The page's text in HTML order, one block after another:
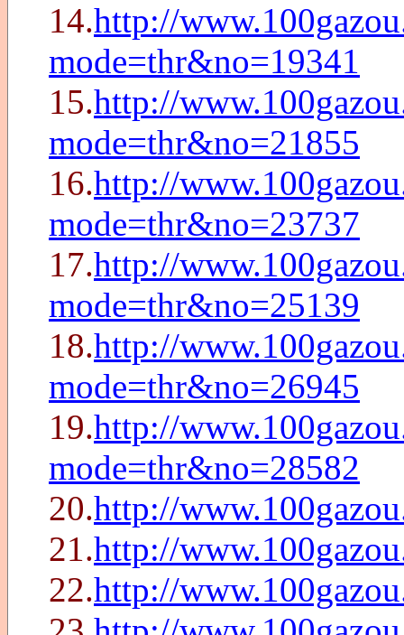
14.http://
mode=thr&no=19341
15.http://
mode=thr&no=21855
16.http://
mode=thr&no=23737
17.http://
mode=thr&no=25139
18.http://
mode=thr&no=26945
19.http://
mode=thr&no=28582
20.http://
21.http://
22.http://